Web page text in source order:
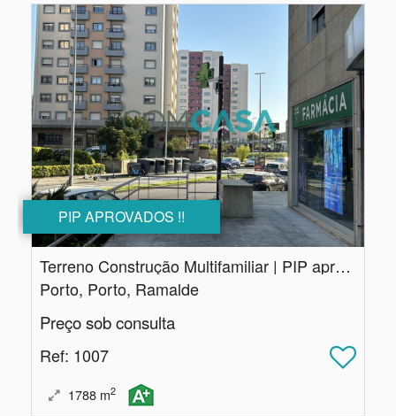
PIP APROVADOS !!
Terreno Construção Multifamiliar | PIP aprovado | Porto
Porto, Porto, Ramalde
Preço sob consulta
Ref: 1007
1788 m2